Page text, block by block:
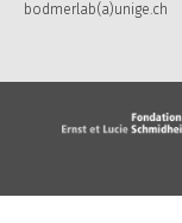
bodmerlab(a)unige.ch